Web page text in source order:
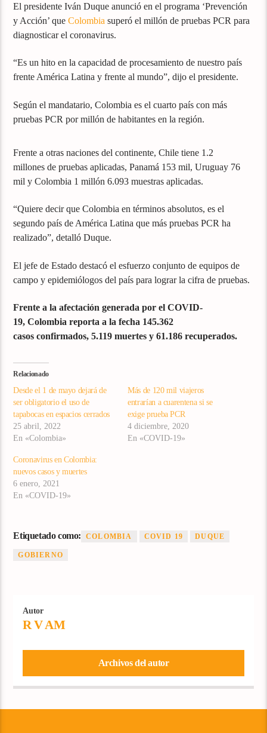
El presidente Iván Duque anunció en el programa ‘Prevención
y Acción’ queColombia superó el millón de pruebas PCR para
diagnosticar el coronavirus.
“Es un hito en la capacidad de procesamiento de nuestro país
frente América Latina y frente al mundo”, dijo el presidente.
Según el mandatario, Colombia es el cuarto país con más
pruebas PCR por millón de habitantes en la región.
Frente a otras naciones del continente, Chile tiene 1.2
millones de pruebas aplicadas, Panamá 153 mil, Uruguay 76
mil y Colombia 1 millón 6.093 muestras aplicadas.
“Quiere decir que Colombia en términos absolutos, es el
segundo país de América Latina que más pruebas PCR ha
realizado”, detalló Duque.
El jefe de Estado destacó el esfuerzo conjunto de equipos de
campo y epidemiólogos del país para lograr la cifra de pruebas.
Frente a la afectación generada por el COVID-
19, Colombia reporta a la fecha 145.362
casos confirmados, 5.119 muertes y 61.186 recuperados.
Relacionado
Desde el 1 de mayo dejará de
ser obligatorio el uso de
tapabocas en espacios cerrados
25 abril, 2022
En «Colombia»
Más de 120 mil viajeros
entrarían a cuarentena si se
exige prueba PCR
4 diciembre, 2020
En «COVID-19»
Coronavirus en Colombia:
nuevos casos y muertes
6 enero, 2021
En «COVID-19»
Etiquetado como: COLOMBIA COVID 19 DUQUE
GOBIERNO
Autor
R V AM
Archivos del autor